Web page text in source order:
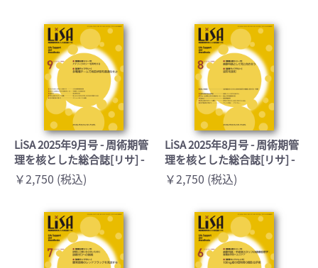
LiSA 2025年9月号 - 周術期管
理を核とした総合誌[リサ] -
￥2,750 (税込)
LiSA 2025年8月号 - 周術期管
理を核とした総合誌[リサ] -
￥2,750 (税込)